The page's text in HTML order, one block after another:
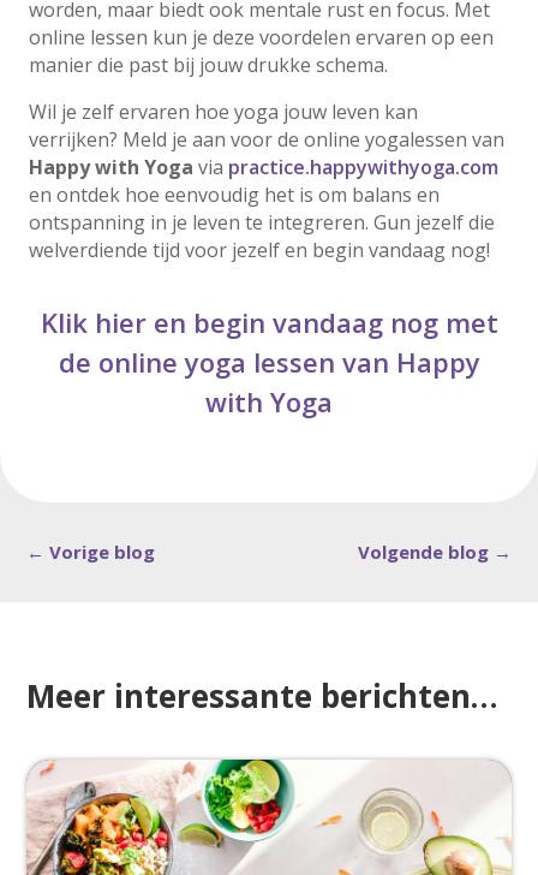
worden, maar biedt ook mentale rust en focus. Met
online lessen kun je deze voordelen ervaren op een
manier die past bij jouw drukke schema.
Wil je zelf ervaren hoe yoga jouw leven kan
verrijken? Meld je aan voor de online yogalessen van
Happy with Yoga via practice.happywithyoga.com
en ontdek hoe eenvoudig het is om balans en
ontspanning in je leven te integreren. Gun jezelf die
welverdiende tijd voor jezelf en begin vandaag nog!
Klik hier en begin vandaag nog met
de online yoga lessen van Happy
with Yoga
←Vorige blog Volgende blog→
Meer interessante berichten…